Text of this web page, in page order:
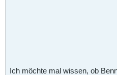
Ich möchte mal wissen, ob